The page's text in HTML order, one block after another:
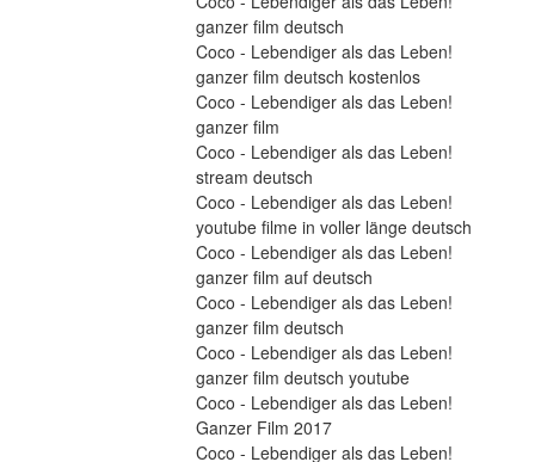
ganzer film deutsch
Coco - Lebendiger als das Leben!
ganzer film deutsch kostenlos
Coco - Lebendiger als das Leben!
ganzer film
Coco - Lebendiger als das Leben!
stream deutsch
Coco - Lebendiger als das Leben!
youtube filme in voller länge deutsch
Coco - Lebendiger als das Leben!
ganzer film auf deutsch
Coco - Lebendiger als das Leben!
ganzer film deutsch
Coco - Lebendiger als das Leben!
ganzer film deutsch youtube
Coco - Lebendiger als das Leben!
Ganzer Film 2017
Coco - Lebendiger als das Leben!